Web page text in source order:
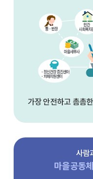
가장 안전하고 촘촘한
사람
마을공동